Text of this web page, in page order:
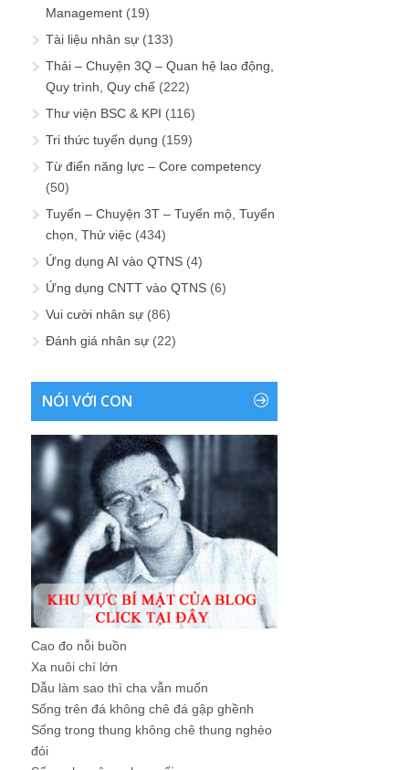
Management (19)
Tài liệu nhân sự (133)
Thải – Chuyện 3Q – Quan hệ lao động,
Quy trình, Quy chế (222)
Thư viện BSC & KPI (116)
Tri thức tuyển dụng (159)
Từ điển năng lực – Core competency
(50)
Tuyển – Chuyện 3T – Tuyển mộ, Tuyển
chọn, Thử việc (434)
Ứng dụng AI vào QTNS (4)
Ứng dụng CNTT vào QTNS (6)
Vui cười nhân sự (86)
Đánh giá nhân sự (22)
NÓI VỚI CON
Cao đo nỗi buồn
Xa nuôi chí lớn
Dẫu làm sao thì cha vẫn muốn
Sống trên đá không chê đá gập ghềnh
Sống trong thung không chê thung nghèo
đói